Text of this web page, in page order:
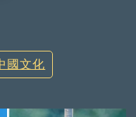
國文化